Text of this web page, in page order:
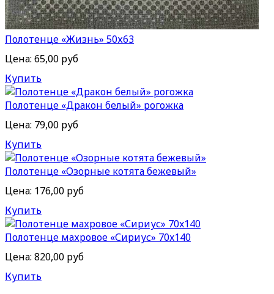
Полотенце «Жизнь» 50х63
Цена: 65,00 руб
Купить
Полотенце «Дракон белый» рогожка
Цена: 79,00 руб
Купить
Полотенце «Озорные котята бежевый»
Цена: 176,00 руб
Купить
Полотенце махровое «Сириус» 70x140
Цена: 820,00 руб
Купить